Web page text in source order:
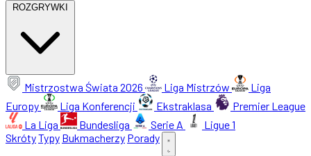
ROZGRYWKI
Mistrzostwa Świata 2026 Liga Mistrzów
Liga
Europy
Liga Konferencji Ekstraklasa
Premier League
La Liga
Bundesliga Serie A
Ligue 1
SkrótyTypy Bukmacherzy Porady